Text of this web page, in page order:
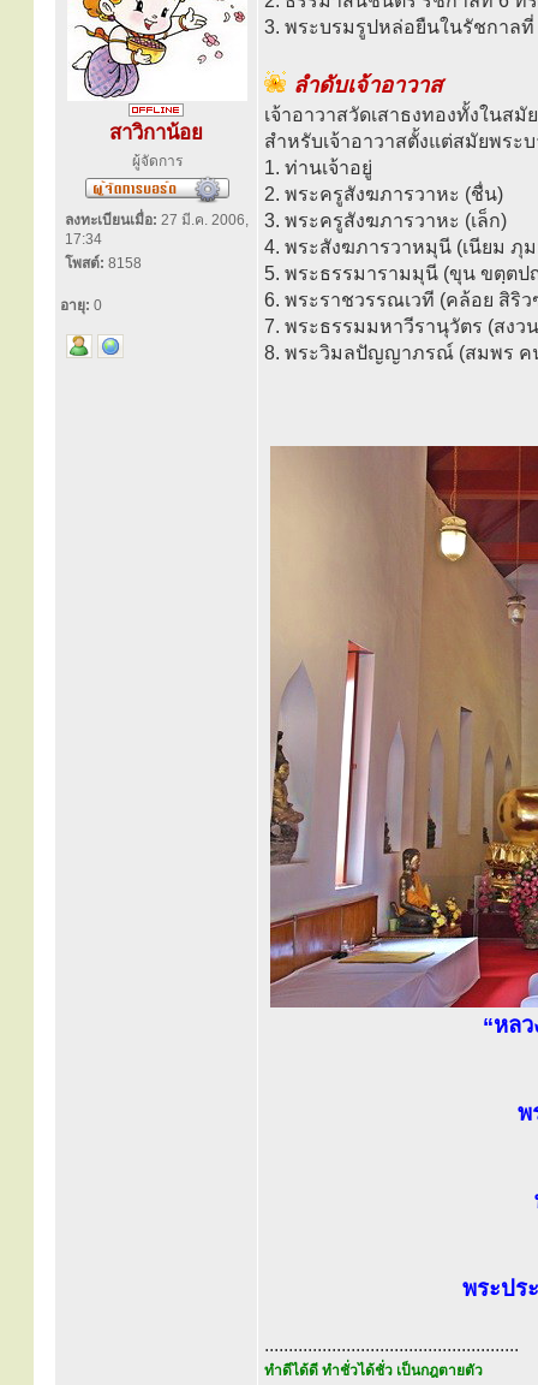
สาวิกาน้อย
ผู้จัดการ
ลงทะเบียนเมื่อ: 27 มี.ค. 2006,
17:34
โพสต์: 8158
อายุ: 0
3. พระบรมรูปหล่อยืนในรัชกาล
ลำดับเจ้าอาวาส
เจ้าอาวาสวัดเสาธงทองทั้งในส
สำหรับเจ้าอาวาสตั้งแต่สมัยพระ
1. ท่านเจ้าอยู่
2. พระครูสังฆภารวาหะ (ชื่น)
3. พระครูสังฆภารวาหะ (เล็ก)
4. พระสังฆภารวาหมุนี (เนียม ภุ
5. พระธรรมารามมุนี (ขุน ขตฺตป
6. พระราชวรรณเวที (คล้อย สิริ
7. พระธรรมมหาวีรานุวัตร (สงว
8. พระวิมลปัญญาภรณ์ (สมพร คนฺ
“หล
พ
พระปร
.....................................................
ทำดีได้ดี ทำชั่วได้ชั่ว เป็นกฎตายตัว